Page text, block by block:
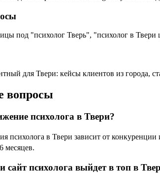
под "психолог Тверь", "психолог в
для Твери: кейсы клиентов из города,
вопросы
психолога в Твери?
психолога в Твери зависит от
месяцев.
сайт психолога выйдет в топ в